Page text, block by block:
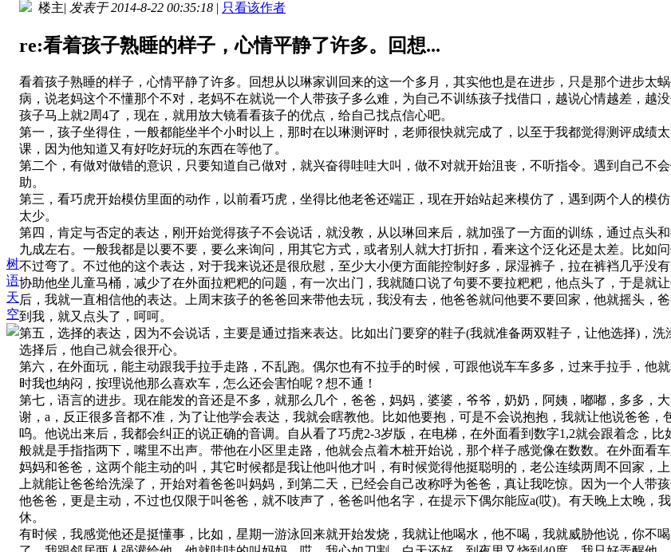
树
语
天
空
楼主| 发表于 2014-8-22 00:35:18 | 只看该作者
re:看着孩子熟睡的样子，心情平静了许多。回想...
看着孩子熟睡的样子，心情平静了许多。回想从以琳家训回来的这一个多月，其实他也是在进步，只是那个进步太
病，说老妈这个不懂那个不对，老妈不在就说一个人带孩子多么难，为自己不训练孩子找借口，越说心情越差，越没
孩子马上就2周4了，现在，就用放大镜看看孩子的优点，给自己找点信心吧。
第一，孩子坐得住，一般都能坐半个小时以上，那时在以琳测评时，老师很快就完成了，以至于我都觉得测评成绩
课，因为他知道又有好吃好玩的东西在等他了。
第二个，有做对做错的意识，只要知道自己做对，就兴奋得哇哇大叫，做不对就开始沮丧，不听指令。遇到自己不
助。
第三，看巧虎开始模仿里面的动作，以前看巧虎，坐得比他老爸还端正，现在开始站起来模仿了，遇到两个人的模
太少。
第四，肯定与否定的表达，刚开始觉得孩子不会说话，就没教，从以琳回来后，就加强了一方面的训练，通过点头
九成左右。一般我都是以要不要，要么来询问，用其它方式，或者别人就大打折扣，看来这个泛化还是太差。比如
不过弯了。不过他的这个表达，对于我来说还是很欣慰，至少大小便方面能控制好多，尿湿裤子，拉在裤裆几乎没
协助他坐儿童马桶，减少了在外面拉粑粑的问题，有一次出门，我就随口说了句要不要拉粑粑，他点头了，于是就
后，我就一直相信他的表达。上周末孩子的爸爸回来带他去玩，我没有去，他爸爸就问他要不要回家，他就摇头，
到我，就又点头了，呵呵。
第五，选择的表达，因为不会说话，主要是通过指来表达。比如出门要穿的鞋子(我就准备两双鞋子，让他选择)，
选择后，他自己就会很开心。
第六，在外面玩，能主动跟我手拉手走路，不乱跑。偶尔也有不拉手的时候，可跟他说车车多多，过来手拉手，他
时我也纳闷，按理说他那么喜欢车，怎么还会害怕呢？想不通！
第七，语言的进步。现在能发的音还是不多，就那么几个，爸爸，妈妈，婆婆，爷爷，奶奶，阿姨，嘟嘟，多多，
谢，a，反正很多音都不准，为了让他学会表达，我就会瞎教他。比如他要抱，可是不会说抱抱，我就让他说爸爸
呜。他说出来后，我都会纠正的说正确的音调。自从看了巧虎2-3岁版，在电梯，在外面看到数字1,2就会跟着念，
般就是手指指两下，嘴里不出声。带他在小区里走路，他就会点着木桩开始说，那个样子感觉像在数数。在外面看
妈妈和爸爸，这两个能主动的叫，其它时候都是我让他叫他才叫，有时候觉得他挺聪明的，老公连续两周不回家，
上就能让爸爸给洗澡了，开始对着爸爸叫妈妈，到第二天，已经会自己改称呼为爸爸，真让我吃惊。因为一个人
他爸爸，更是主动，不过也仅限于叫爸爸，就不吱声了，爸爸叫他名字，在提示下偶尔能应a(哎)。有天晚上太晚，
休。
有时候，我感觉他还是挺懂事，比如，星期一游泳回来就开始发烧，我就让他喝水，他不喝，我就威胁他说，你不